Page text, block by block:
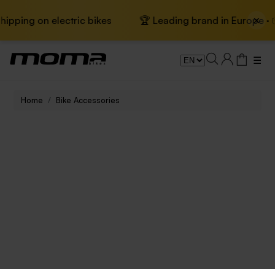
on electric bikes 🏆 Leading brand in Europe ·
×
☰
Home Bike Accessories